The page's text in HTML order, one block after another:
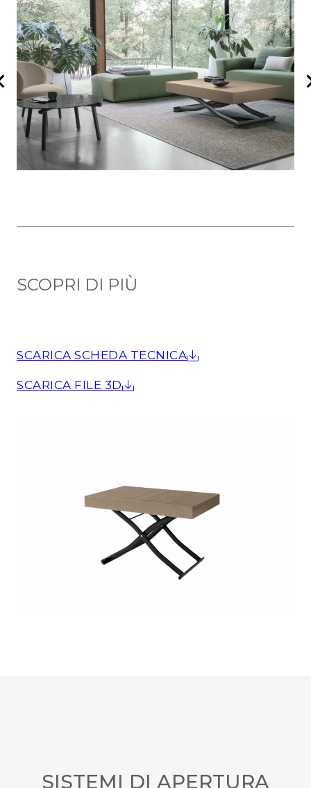
SCOPRI DI PIÙ
SCARICA SCHEDA TECNICA
SCARICA FILE 3D
SISTEMI DI APERTURA